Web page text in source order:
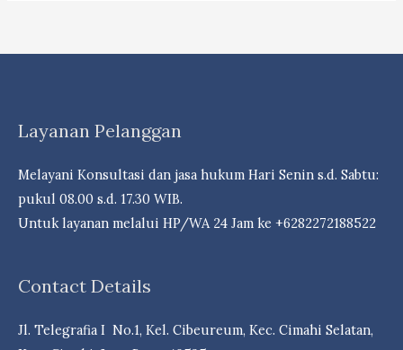
Ancaman
Dr.
N.
Supriatna,
S.H,
Marpaung,
S.H.
&
Layanan Pelanggan
Melayani Konsultasi dan jasa hukum Hari Senin s.d. Sabtu:
pukul 08.00 s.d. 17.30 WIB.
Untuk layanan melalui HP/WA 24 Jam ke +6282272188522
Contact Details
Jl. Telegrafia I No.1, Kel. Cibeureum, Kec. Cimahi Selatan,